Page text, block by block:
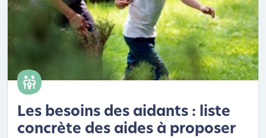
Les besoins des aidants : liste
concrète des aides à proposer